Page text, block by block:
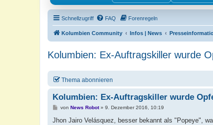
Schnellzugriff FAQ Forenregeln
Kolumbien Community Infos | News
Kolumbien: Ex-Auftragskiller wurde
Thema abonnieren
Kolumbien: Ex-Auftragskiller wurde
B
i
von News Robot» 9. Dezember 2016, 10:19
Jhon Jairo Velásquez, besser bekannt als "Popeye",